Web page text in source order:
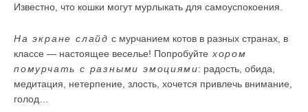
Известно, что кошки могут мурлыкать для самоуспокоения.
На экране слайд с мурчанием котов в разных странах, в
классе — настоящее веселье! Попробуйте хором
помурчать с разными эмоциями: радость, обида,
медитация, нетерпение, злость, хочется привлечь внимание,
голод…